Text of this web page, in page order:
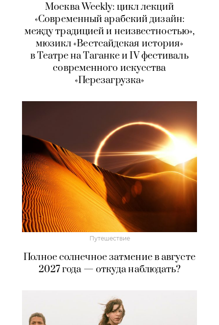
Москва Weekly: цикл лекций
«Современный арабский дизайн:
между традицией и неизвестностью»,
мюзикл «Вестсайдская история»
в Театре на Таганке и IV фестиваль
современного искусства
«Перезагрузка»
Путешествие
Полное солнечное затмение в августе
2027 года — откуда наблюдать?